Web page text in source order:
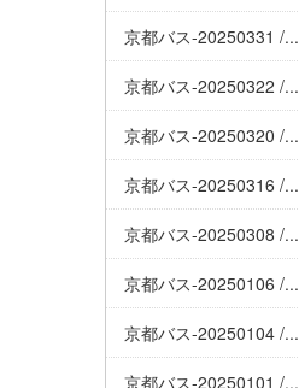
京都バス-20250331 /...
京都バス-20250322 /...
京都バス-20250320 /...
京都バス-20250316 /...
京都バス-20250308 /...
京都バス-20250106 /...
京都バス-20250104 /...
京都バス-20250101 /...